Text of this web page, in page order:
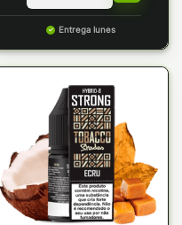
Entrega lunes